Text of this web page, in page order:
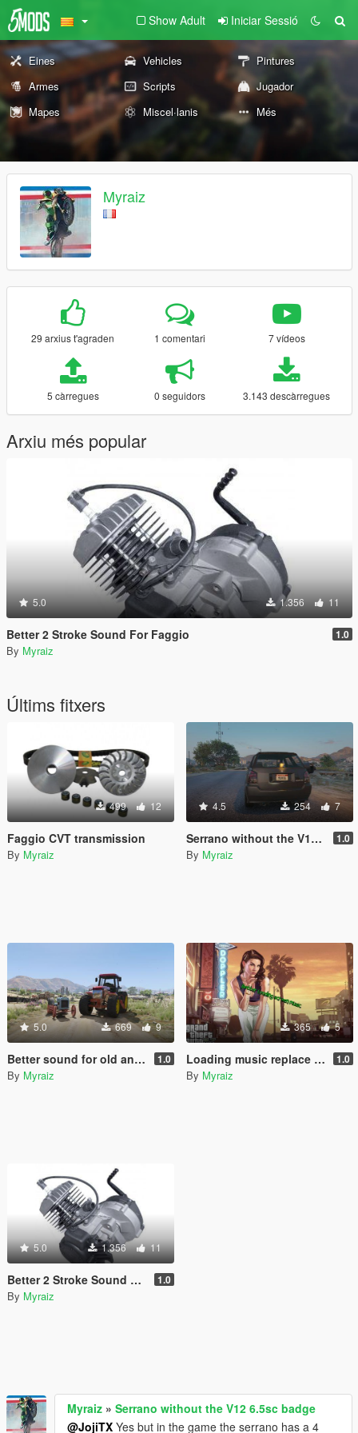
Show Adult Iniciar Sessió
Eines Vehicles
Pintures
Armes
Scripts
Jugador
Mapes
Miscel·lanis Més
Myraiz
29 arxius t'agraden 1 comentari 7 vídeos
5 càrregues 0 seguidors 3.143 descàrregues
Arxiu més popular
5.0 1.356 11
Better 2 Stroke Sound For Faggio 1.0
By Myraiz
Últims fitxers
499 12
Faggio CVT transmission
By Myraiz
4.5 254 7
Serrano without the V12 6.5sc badge 1.0
By Myraiz
5.0 669 9
Better sound for old and modern tractor 1.0
By Myraiz
365 5
Loading music replace by His Mentor (Remake) 1.0
By Myraiz
5.0 1.356 11
Better 2 Stroke Sound For Faggio 1.0
By Myraiz
Myraiz » Serrano without the V12 6.5sc badge
@JojiTX Yes but in the game the serrano has a 4